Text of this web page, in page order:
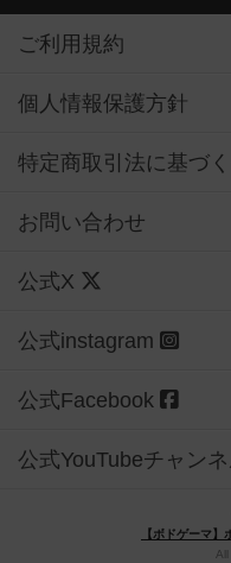
ご利用規約
個人情報保護方針
特定商取引法に基づ
お問い合わせ
公式X
公式instagram
公式Facebook
公式YouTubeチャン
【ボドゲーマ】
All